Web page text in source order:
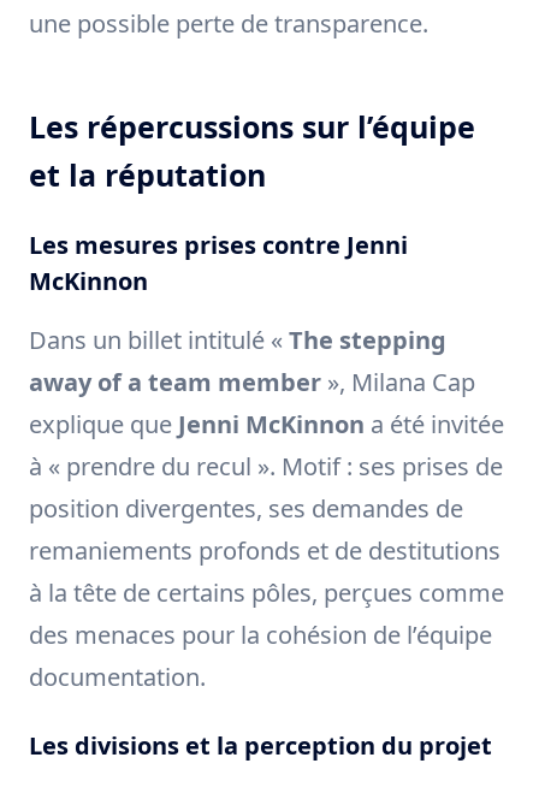
une possible perte de transparence.
Les répercussions sur l’équipe
et la réputation
Les mesures prises contre Jenni
McKinnon
Dans un billet intitulé « The stepping
away of a team member », Milana Cap
explique que Jenni McKinnon a été invitée
à « prendre du recul ». Motif : ses prises de
position divergentes, ses demandes de
remaniements profonds et de destitutions
à la tête de certains pôles, perçues comme
des menaces pour la cohésion de l’équipe
documentation.
Les divisions et la perception du projet